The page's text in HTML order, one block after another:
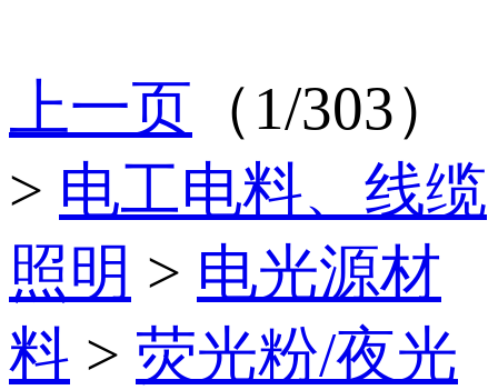
上一页 （1/303）
> 电工电料、线缆
照明 > 电光源材
料 > 荧光粉/夜光